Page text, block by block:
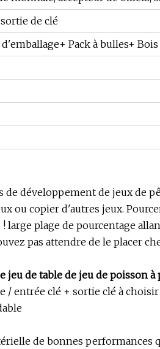
de clé
Pack à bulles+ Bois
développement de jeux de
ou copier d'autres jeux.
large plage de pourcentage
pas attendre de le placer
de table de jeu de poisson à
/ entrée clé + sortie clé à choisir
de bonnes performances